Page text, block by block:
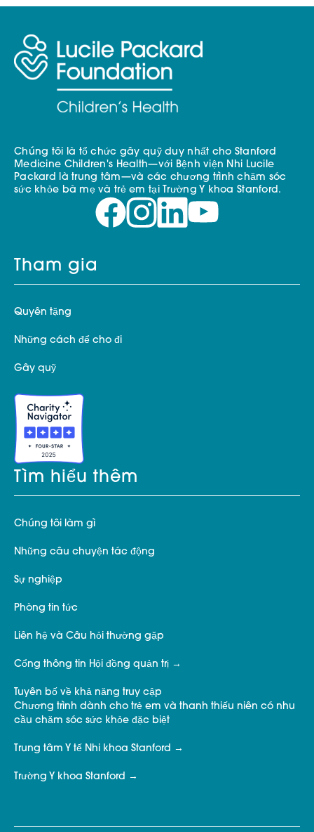
Chúng tôi là tổ chức gây quỹ duy nhất cho Stanford
Medicine Children's Health—với Bệnh viện Nhi Lucile
Packard là trung tâm—và các chương trình chăm sóc
sức khỏe bà mẹ và trẻ em tại Trường Y khoa Stanford.
Tham gia
Quyên tặng
Những cách để cho đi
Gây quỹ
Tìm hiểu thêm
Chúng tôi làm gì
Những câu chuyện tác động
Sự nghiệp
Phòng tin tức
Liên hệ và Câu hỏi thường gặp
Cổng thông tin Hội đồng quản trị
Tuyên bố về khả năng truy cập
Chương trình dành cho trẻ em và thanh thiếu niên có nhu
cầu chăm sóc sức khỏe đặc biệt
Trung tâm Y tế Nhi khoa Stanford
Trường Y khoa Stanford